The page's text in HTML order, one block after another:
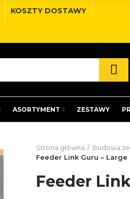
KOSZTY DOSTAWY
ASORTYMENT ZESTAWY
Strona główna Budowa
Feeder Link Guru – Large
Feeder